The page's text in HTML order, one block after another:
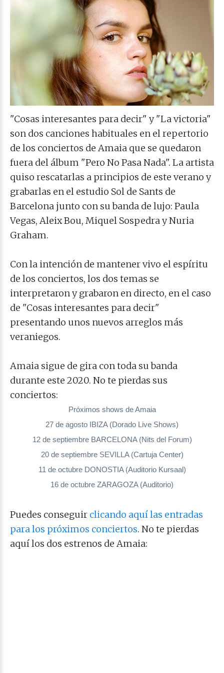
"Cosas interesantes para decir" y "La victoria"
son dos canciones habituales en el repertorio
de los conciertos de Amaia que se quedaron
fuera del álbum "Pero No Pasa Nada". La artista
quiso rescatarlas a principios de este verano y
grabarlas en el estudio Sol de Sants de
Barcelona junto con su banda de lujo: Paula
Vegas, Aleix Bou, Miquel Sospedra y Nuria
Graham.
Con la intención de mantener vivo el espíritu
de los conciertos, los dos temas se
interpretaron y grabaron en directo, en el caso
de "Cosas interesantes para decir"
presentando unos nuevos arreglos más
veraniegos.
Amaia sigue de gira con toda su banda
durante este 2020. No te pierdas sus
conciertos:
Próximos shows de Amaia
27 de agosto IBIZA (Dorado Live Shows)
12 de septiembre BARCELONA (Nits del Forum)
20 de septiembre SEVILLA (Cartuja Center)
11 de octubre DONOSTIA (Auditorio Kursaal)
16 de octubre ZARAGOZA (Auditorio)
Puedes conseguir clicando aquí las entradas
para los próximos conciertos. No te pierdas
aquí los dos estrenos de Amaia: